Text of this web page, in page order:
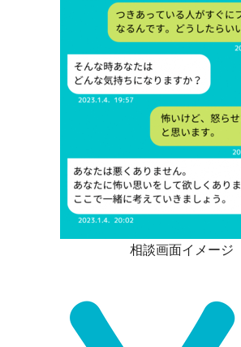
相談画面イメージ